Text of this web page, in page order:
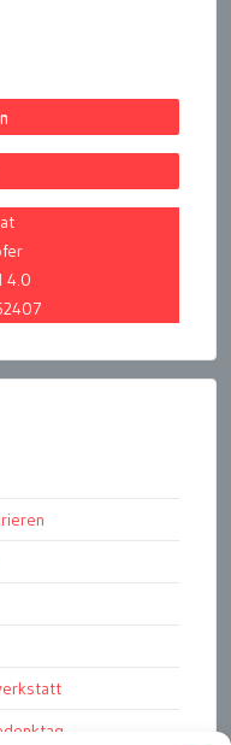
4.0